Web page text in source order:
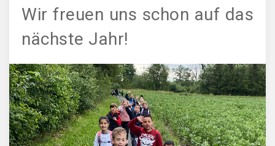
Wir freuen uns schon auf das
nächste Jahr!